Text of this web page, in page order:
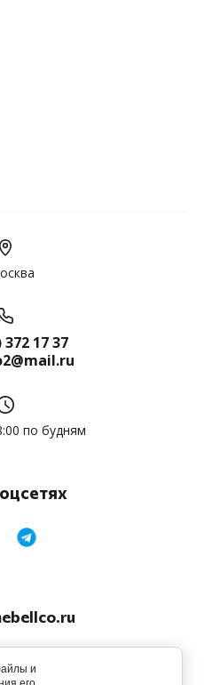
- 2026
372 17 37
по будням
и